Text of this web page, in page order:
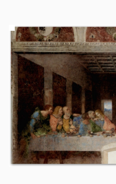
Книги
30+ 1970
Гурме 1710
Пътувай
237
Здраве 389